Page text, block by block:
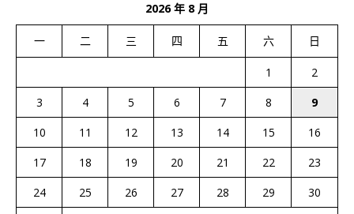
2026 年 8 月
一 二 三 四 五 六 日
1
2
3
4 5 6 7 8
9
10
11 12 13 14 15
16
17
18 19 20 21 22
23
24
25 26 27 28 29
30